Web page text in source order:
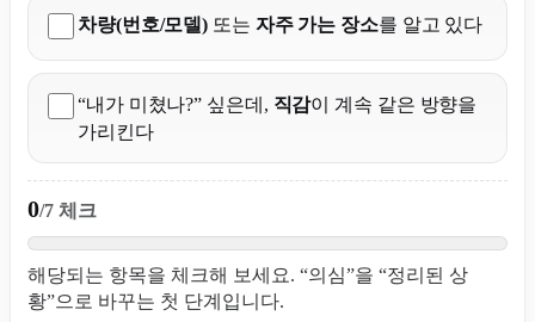
차량(번호/모델) 또는 자주 가는 장소를 알고 있다
“내가 미쳤나?” 싶은데, 직감이 계속 같은 방향을
가리킨다
0/7 체크
해당되는 항목을 체크해 보세요. “의심”을 “정리된 상
황”으로 바꾸는 첫 단계입니다.